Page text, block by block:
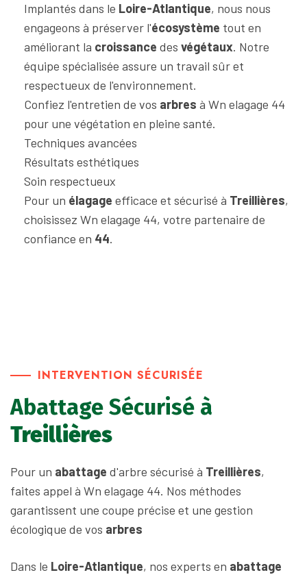
Implantés dans le Loire-Atlantique, nous nous
engageons à préserver l'écosystème tout en
améliorant la croissance des végétaux. Notre
équipe spécialisée assure un travail sûr et
respectueux de l'environnement.
Confiez l'entretien de vos arbres à Wn elagage 44
pour une végétation en pleine santé.
Techniques avancées
Résultats esthétiques
Soin respectueux
Pour un élagage efficace et sécurisé à Treillières,
choisissez Wn elagage 44, votre partenaire de
confiance en 44.
INTERVENTION SÉCURISÉE
Abattage Sécurisé à
Treillières
Pour un abattage d'arbre sécurisé à Treillières,
faites appel à Wn elagage 44. Nos méthodes
garantissent une coupe précise et une gestion
écologique de vos arbres
Dans le Loire-Atlantique, nos experts en abattage